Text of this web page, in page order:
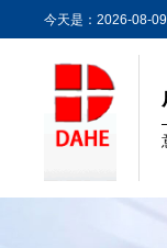
今天是：2026-08-